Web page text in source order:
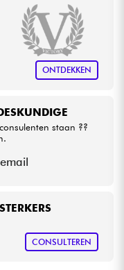
ONTDEKKEN
CONSULTEREN
staan ??
email